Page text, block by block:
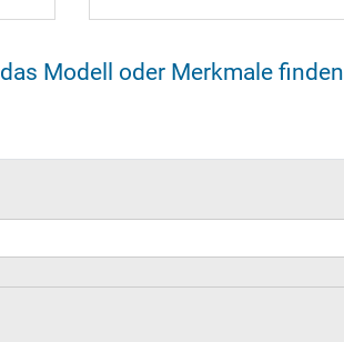
Modell oder Merkmale finden